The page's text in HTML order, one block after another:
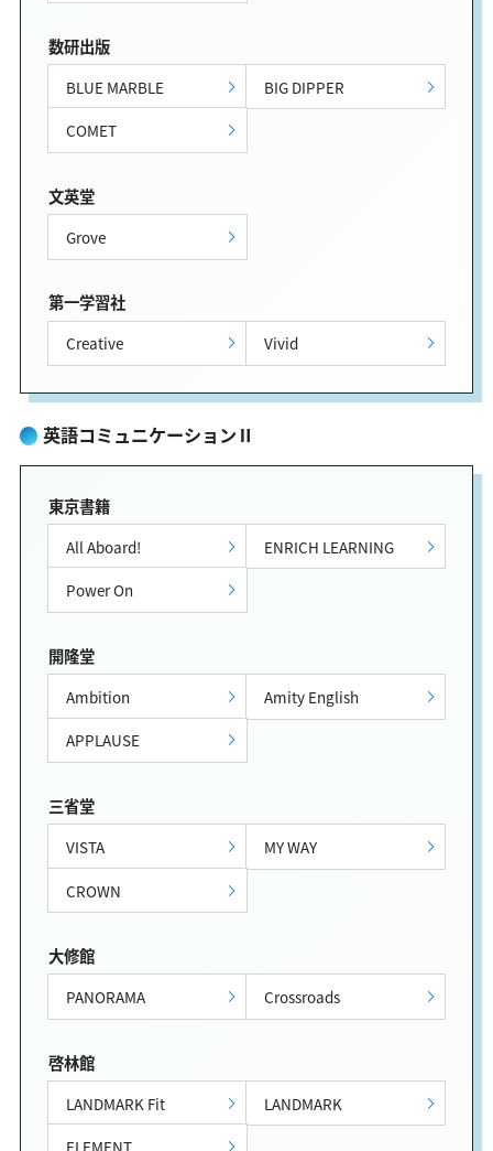
数研出版
BLUE MARBLE
BIG DIPPER
COMET
文英堂
Grove
第一学習社
Creative Vivid
英語コミュニケーションⅡ
東京書籍
All Aboard!
ENRICH LEARNING
Power On
開隆堂
Ambition
Amity English
APPLAUSE
三省堂
VISTA
MY WAY
CROWN
大修館
PANORAMA Crossroads
啓林館
LANDMARK Fit
LANDMARK